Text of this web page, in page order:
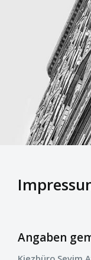
Angaben